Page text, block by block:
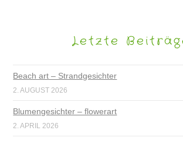
Letzte
Beach art – Strandgesichter
2. AUGUST 2026
Blumengesichter – flowerart
2. APRIL 2026